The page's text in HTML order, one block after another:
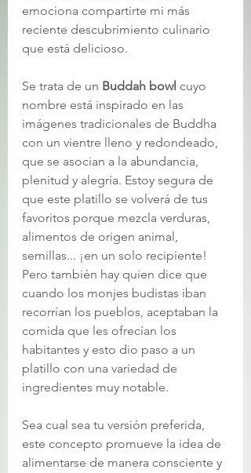
emociona compartirte mi más
reciente descubrimiento culinario
que está delicioso.
Se trata de un Buddah bowl cuyo
nombre está inspirado en las
imágenes tradicionales de Buddha
con un vientre lleno y redondeado,
que se asocian a la abundancia,
plenitud y alegría. Estoy segura de
que este platillo se volverá de tus
favoritos porque mezcla verduras,
alimentos de origen animal,
semillas... ¡en un solo recipiente!
Pero también hay quien dice que
cuando los monjes budistas iban
recorrían los pueblos, aceptaban la
comida que les ofrecían los
habitantes y esto dio paso a un
platillo con una variedad de
ingredientes muy notable.
Sea cual sea tu versión preferida,
este concepto promueve la idea de
alimentarse de manera consciente y